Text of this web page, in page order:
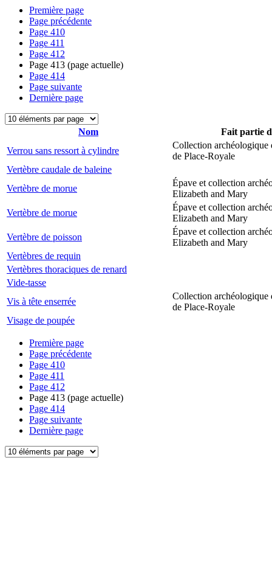
Première page
Page précédente
Page 410
Page 411
Page 412
Page 413 (page actuelle)
Page 414
Page suivante
Dernière page
Nom
Fait partie
Verrou sans ressort à cylindre
Collection archéologique
de Place-Royale
Vertèbre caudale de baleine
Vertèbre de morue
Épave et collection
Elizabeth and Mary
Vertèbre de morue
Épave et collection
Elizabeth and Mary
Vertèbre de poisson
Épave et collection
Elizabeth and Mary
Vertèbres de requin
Vertèbres thoraciques de renard
Vide-tasse
Vis à tête enserrée
Collection archéologique
de Place-Royale
Visage de poupée
Première page
Page précédente
Page 410
Page 411
Page 412
Page 413 (page actuelle)
Page 414
Page suivante
Dernière page